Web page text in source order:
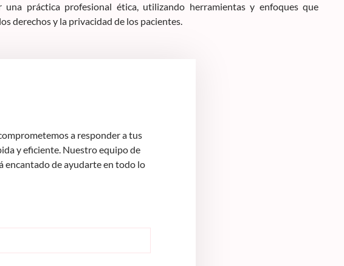
una práctica profesional ética, utilizando herramientas y enfoques que
derechos y la privacidad de los pacientes.
a responder a tus
y eficiente. Nuestro equipo de
encantado de ayudarte en todo lo